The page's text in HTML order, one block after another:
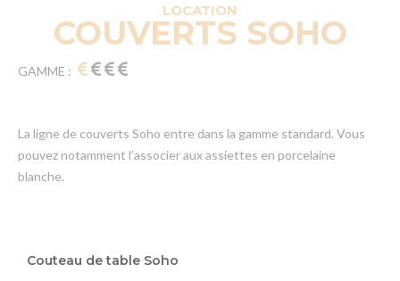
LOCATION
COUVERTS SOHO
GAMME :
La ligne de couverts Soho entre dans la gamme standard. Vous
pouvez notamment l'associer aux assiettes en porcelaine
blanche.
duCouteau de table Soho